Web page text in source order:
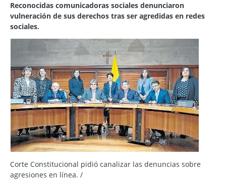
Reconocidas comunicadoras sociales denunciaron
vulneración de sus derechos tras ser agredidas en redes
sociales.
Corte Constitucional pidió canalizar las denuncias sobre
agresiones en línea. /